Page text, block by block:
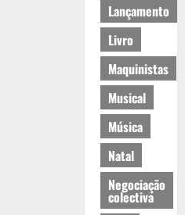
Lançamento
Livro
Maquinistas
Musical
Música
Natal
Negociação
colectiva